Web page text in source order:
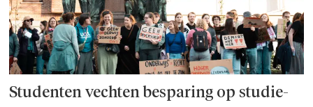
Studenten vechten besparing op studie­